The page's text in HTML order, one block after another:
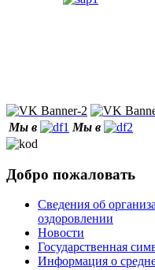
Мы в Мы в
Добро пожаловать
Сведения об
оздоровлении
Новости
Государственная
Информация о